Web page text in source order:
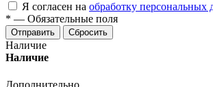
Я согласен на обработку персональных
* — Обязательные поля
Отправить Сбросить
Наличие
Наличие
Дополнительно